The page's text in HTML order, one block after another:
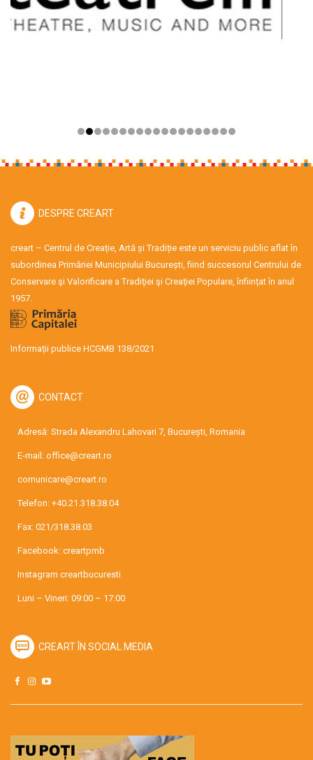
DESPRE CREART
creart – Centrul de Creație, Artă și Tradiție este un serviciu public aflat în
subordinea Primăriei Municipiului București, fiind succesorul Centrului de
Conservare şi Valorificare a Tradiţiei şi Creaţiei Populare, înființat în anul
1957.
Informații publice HCGMB 138/2021
CONTACT
Adresă: Strada Alexandru Lahovari 7, București, Romania
E-mail: office@creart.ro
comunicare@creart.ro
Telefon: +40.21.318.38.04
Fax: 021/318.38.03
Facebook: creartpmb
Instagram creartbucuresti
Luni – Vineri: 09:00 – 17:00
CREART ÎN SOCIAL MEDIA